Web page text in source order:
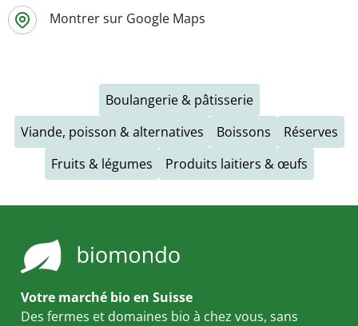
Montrer sur Google Maps
Boulangerie & pâtisserie
Viande, poisson & alternatives
Boissons
Réserves
Fruits & légumes
Produits laitiers & œufs
Votre marché bio en Suisse
Des fermes et domaines bio à chez vous, sans